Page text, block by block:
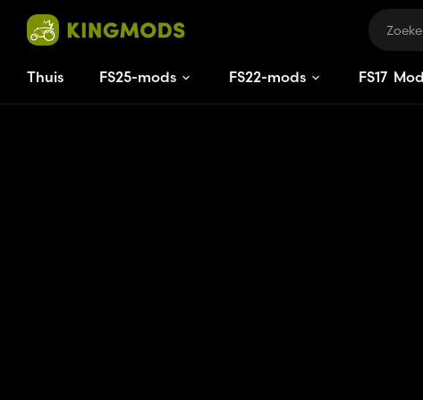
Thuis FS25-mods FS22-mods FS17